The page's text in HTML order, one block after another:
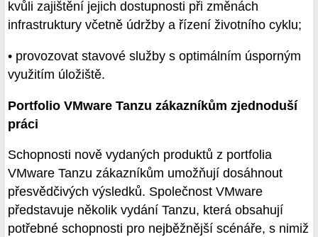
kvůli zajištění jejich dostupnosti při změnách
infrastruktury včetně údržby a řízení životního cyklu;
• provozovat stavové služby s optimálním úsporným
využitím úložiště.
Portfolio VMware Tanzu zákazníkům zjednoduší
práci
Schopnosti nově vydaných produktů z portfolia
VMware Tanzu zákazníkům umožňují dosáhnout
přesvědčivých výsledků. Společnost VMware
představuje několik vydání Tanzu, která obsahují
potřebné schopnosti pro nejběžnější scénáře, s nimiž